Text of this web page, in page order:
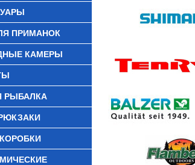
ПРИМАНОК
КАМЕРЫ
РЫБАЛКА